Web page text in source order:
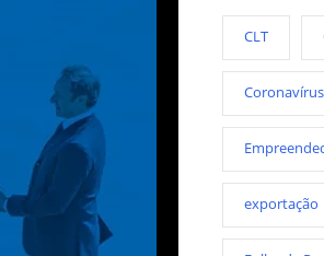
CLT
Coronavírus
exportação